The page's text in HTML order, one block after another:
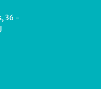
36 -